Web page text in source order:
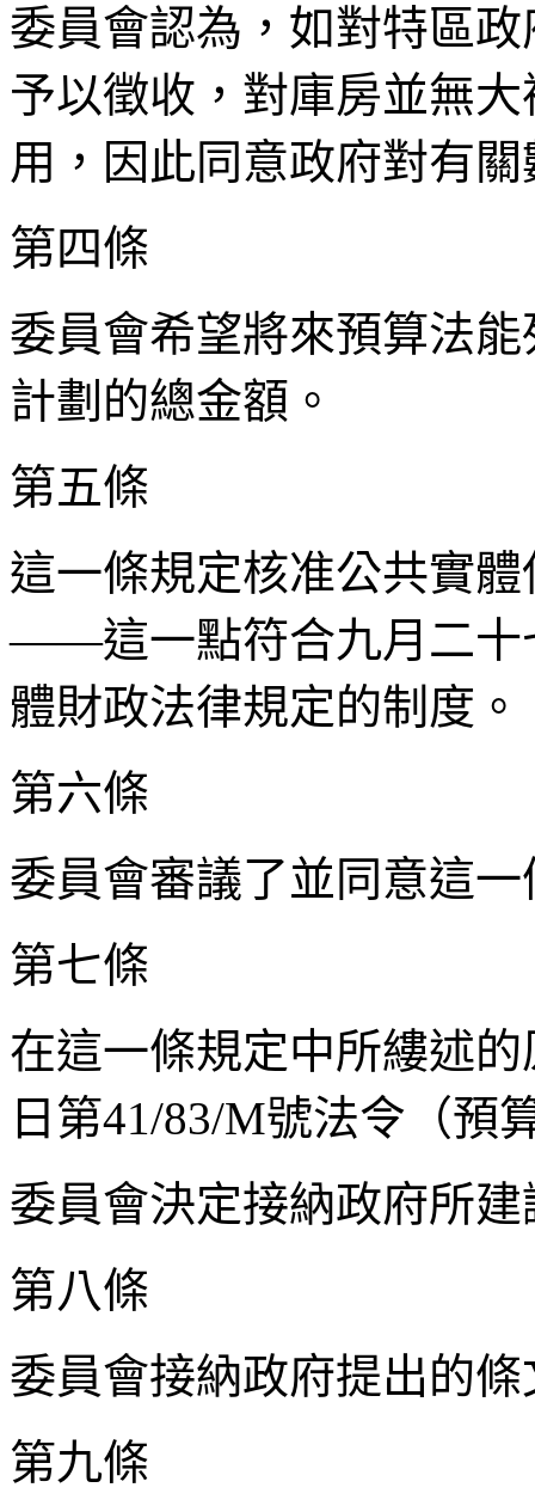
委員會認為，如對特區
予以徵收，對庫房並無
用，因此同意政府對有
第四條
委員會希望將來預算法
計劃的總金額。
第五條
這一條規定核准公共實
——這一點符合九月二十
體財政法律規定的制度。
第六條
委員會審議了並同意這
第七條
在這一條規定中所縷述
日第41/83/M號法令（預
委員會決定接納政府所
第八條
委員會接納政府提出的條
第九條